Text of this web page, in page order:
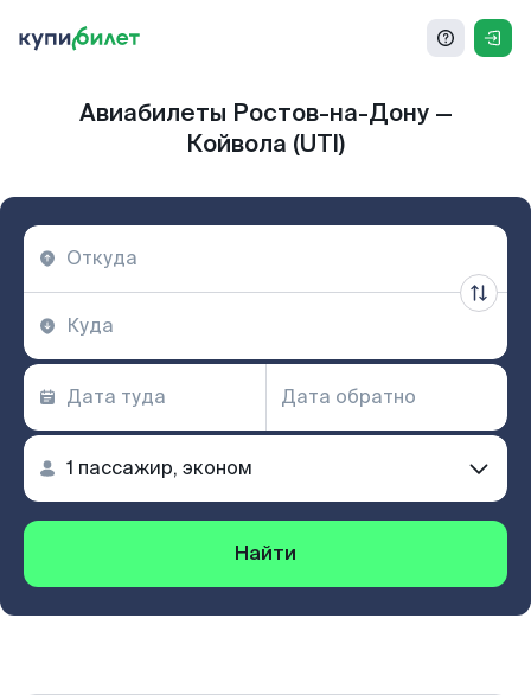
Авиабилеты Ростов-на-Дону —
Койвола (UTI)
Найти